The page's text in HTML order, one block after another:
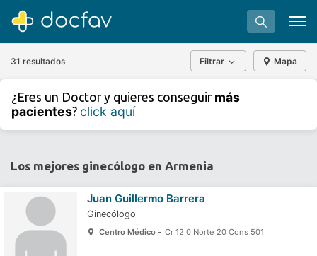
Buscar
¿Eres un doctor?
31 resultados Filtrar Mapa
¿Eres un Doctor y quieres conseguir más
pacientes? click aquí
Los mejores ginecólogo en Armenia
Juan Guillermo Barrera
Ginecólogo
Centro Médico - Cr 12 0 Norte 20 Cons 501
⇧
©
contributors.